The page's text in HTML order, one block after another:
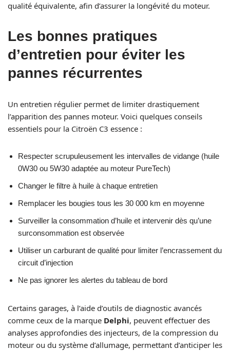
qualité équivalente, afin d’assurer la longévité du moteur.
Les bonnes pratiques
d’entretien pour éviter les
pannes récurrentes
Un entretien régulier permet de limiter drastiquement
l’apparition des pannes moteur. Voici quelques conseils
essentiels pour la Citroën C3 essence :
Respecter scrupuleusement les intervalles de vidange (huile
0W30 ou 5W30 adaptée au moteur PureTech)
Changer le filtre à huile à chaque entretien
Remplacer les bougies tous les 30 000 km en moyenne
Surveiller la consommation d’huile et intervenir dès qu’une
surconsommation est observée
Utiliser un carburant de qualité pour limiter l’encrassement du
circuit d’injection
Ne pas ignorer les alertes du tableau de bord
Certains garages, à l’aide d’outils de diagnostic avancés
comme ceux de la marque Delphi, peuvent effectuer des
analyses approfondies des injecteurs, de la compression du
moteur ou du système d’allumage, permettant d’anticiper les